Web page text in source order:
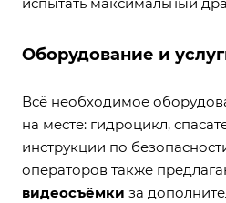
Оборудование и
Всё необходимое
на месте: гидроцикл,
инструкции по
операторов также
видеосъёмки за